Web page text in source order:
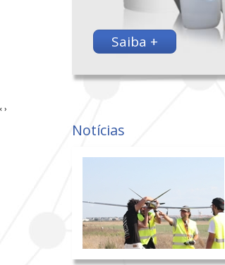
Saiba +
‹ ›
Notícias